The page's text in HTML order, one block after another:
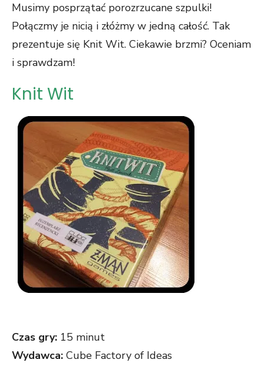
Musimy posprzątać porozrzucane szpulki!
Połączmy je nicią i złóżmy w jedną całość. Tak
prezentuje się Knit Wit. Ciekawie brzmi? Oceniam
i sprawdzam!
Knit Wit
Czas gry: 15 minut
Wydawca: Cube Factory of Ideas